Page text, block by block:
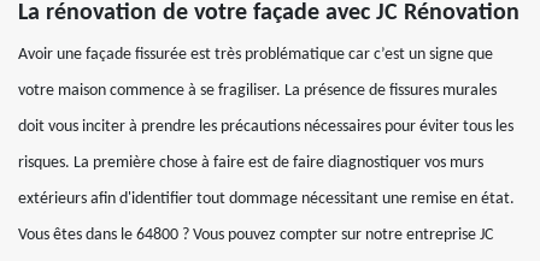
La rénovation de votre façade avec JC Rénovation
Avoir une façade fissurée est très problématique car c’est un signe que
votre maison commence à se fragiliser. La présence de fissures murales
doit vous inciter à prendre les précautions nécessaires pour éviter tous les
risques. La première chose à faire est de faire diagnostiquer vos murs
extérieurs afin d'identifier tout dommage nécessitant une remise en état.
Vous êtes dans le 64800 ? Vous pouvez compter sur notre entreprise JC